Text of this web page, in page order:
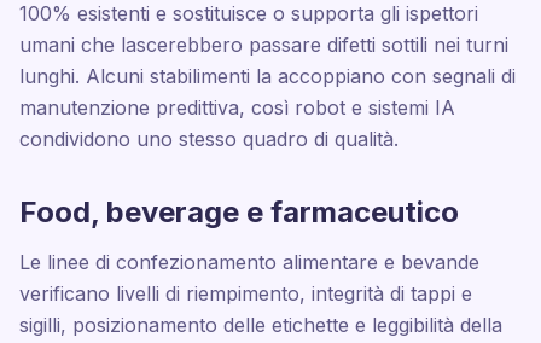
100% esistenti e sostituisce o supporta gli ispettori
umani che lascerebbero passare difetti sottili nei turni
lunghi. Alcuni stabilimenti la accoppiano con segnali di
manutenzione predittiva, così robot e sistemi IA
condividono uno stesso quadro di qualità.
Food, beverage e farmaceutico
Le linee di confezionamento alimentare e bevande
verificano livelli di riempimento, integrità di tappi e
sigilli, posizionamento delle etichette e leggibilità della